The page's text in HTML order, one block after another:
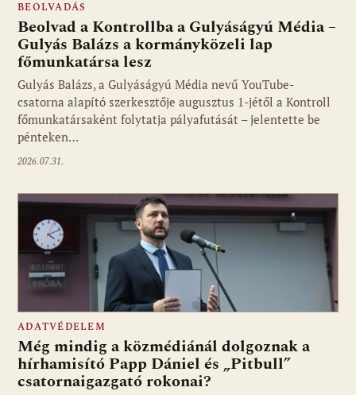
BEOLVADÁS
Beolvad a Kontrollba a Gulyáságyú Média –
Gulyás Balázs a kormányközeli lap
főmunkatársa lesz
Gulyás Balázs, a Gulyáságyú Média nevű YouTube-
csatorna alapító szerkesztője augusztus 1-jétől a Kontroll
főmunkatársaként folytatja pályafutását – jelentette be
pénteken…
2026.07.31.
ADATVÉDELEM
Még mindig a közmédiánál dolgoznak a
hírhamisító Papp Dániel és „Pitbull”
csatornaigazgató rokonai?